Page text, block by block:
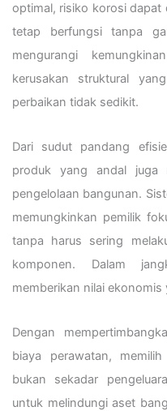
optimal, risiko korosi dapat
tetap berfungsi tanpa
mengurangi
kerusakan struktural
perbaikan tidak sedikit.
Dari sudut pandang
produk yang andal juga
pengelolaan bangunan.
memungkinkan pemilik
tanpa harus sering
komponen. Dalam
memberikan nilai
Dengan
biaya perawatan,
bukan sekadar
untuk melindungi aset